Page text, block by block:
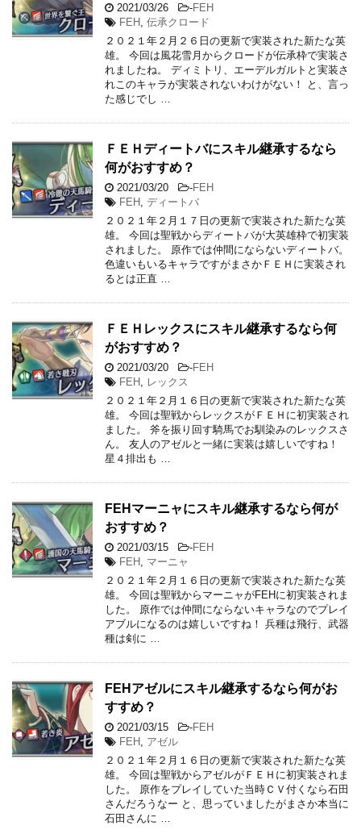
2021/03/26 -FEH
FEH 伝承クロード
２０２１年２月２６日の更新で実装された新たな英
雄。 今回は風花雪月からクロードが伝承枠で実装さ
れましたね。 ディミトリ、エーデルガルトと実装さ
れこのキャラが実装されないわけがない！ と、言っ
た感じでし …
ＦＥＨディートバにスキル継承するなら
何がおすすめ？
2021/03/20 -FEH
FEH ディートバ
２０２１年２月１７日の更新で実装された新たな英
雄。 今回は聖戦からディートバが大英雄枠で初実装
されました。 原作では仲間にならないディートバ。
色違いもいるキャラですがまさかＦＥＨに実装され
るとは正直 …
ＦＥＨレックスにスキル継承するなら何
がおすすめ？
2021/03/20 -FEH
FEH
レックス
２０２１年２月１６日の更新で実装された新たな英
雄。 今回は聖戦からレックスがＦＥＨに初実装され
ました。 斧を振り回す騎馬でお馴染みのレックスさ
ん。 友人のアゼルと一緒に実装は嬉しいですね！
星４排出も …
FEHマーニャにスキル継承するなら何が
おすすめ？
2021/03/15 -FEH
FEH マーニャ
２０２１年２月１６日の更新で実装された新たな英
雄。 今回は聖戦からマーニャがFEHに初実装されま
した。 原作では仲間にならないキャラなのでプレイ
アブルになるのは嬉しいですね！ 兵種は飛行、武器
種は剣に …
FEHアゼルにスキル継承するなら何がお
すすめ？
2021/03/15 -FEH
FEH アゼル
２０２１年２月１６日の更新で実装された新たな英
雄。 今回は聖戦からアゼルがＦＥＨに初実装されま
した。 原作をプレイしていた当時ＣＶ付くなら石田
さんだろうなー と、思っていましたがまさか本当に
石田さんに …